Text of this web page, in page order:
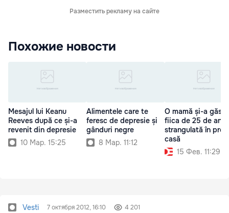
Разместить рекламу на сайте
Похожие новости
Mesajul lui Keanu
Reeves după ce și-a
revenit din depresie
10 Мар. 15:25
Alimentele care te
feresc de depresie și
gânduri negre
8 Мар. 11:12
O mamă și-a găsit
fiica de 25 de ani
strangulată în
casă
15 Фев. 11:29
Vesti 7 октября 2012, 16:10 4 201